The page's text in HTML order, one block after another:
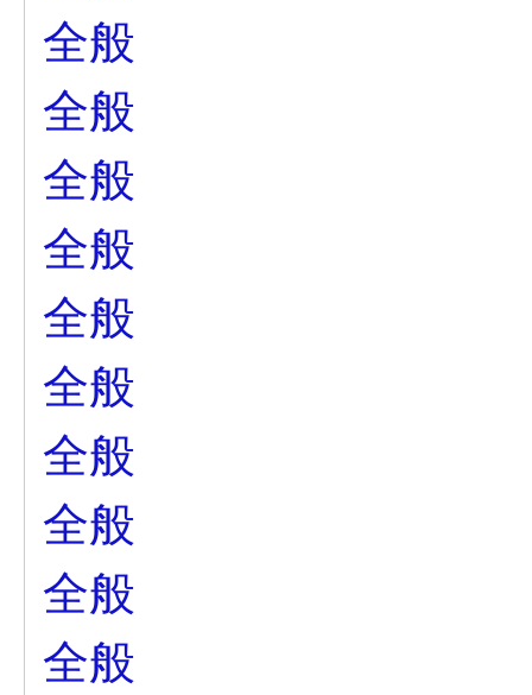
全般
全般
全般
全般
全般
全般
全般
全般
全般
全般